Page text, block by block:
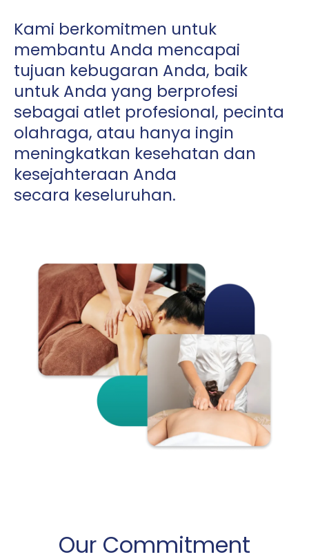
Kami berkomitmen untuk
membantu Anda mencapai
tujuan kebugaran Anda, baik
untuk Anda yang berprofesi
sebagai atlet profesional, pecinta
olahraga, atau hanya ingin
meningkatkan kesehatan dan
kesejahteraan Anda
secara keseluruhan.
Our Commitment